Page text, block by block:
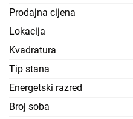
Prodajna cijena
Lokacija
Kvadratura
Tip stana
Energetski razred
Broj soba